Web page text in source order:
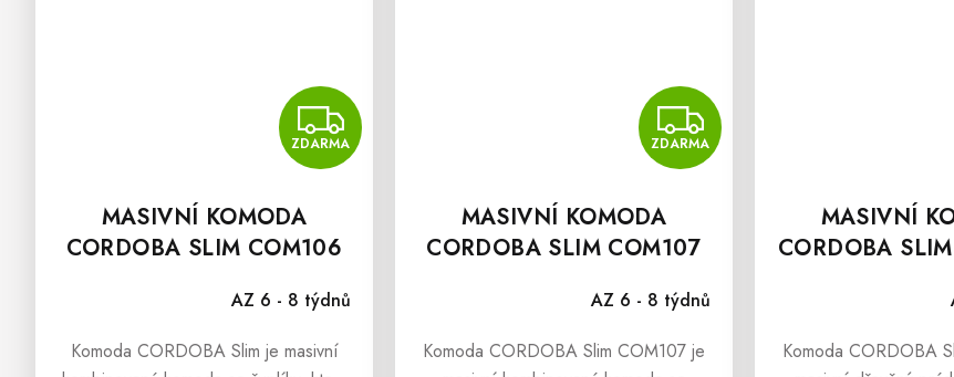
ZDARMA
ZDARMA
MASIVNÍ KOMODA
CORDOBA SLIM COM106
AZ 6 - 8 týdnů
Komoda CORDOBA Slim je masivní
ZDARMA
ZDARMA
MASIVNÍ KOMODA
CORDOBA SLIM COM107
AZ 6 - 8 týdnů
Komoda CORDOBA Slim COM107 je
MASIVNÍ
CORDOBA
Komoda CORDOBA